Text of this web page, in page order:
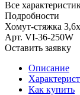
Все
Подробности
Хомут-стяжка
Арт. VI-36-250W
Оставить заявку
Описание
Как купить